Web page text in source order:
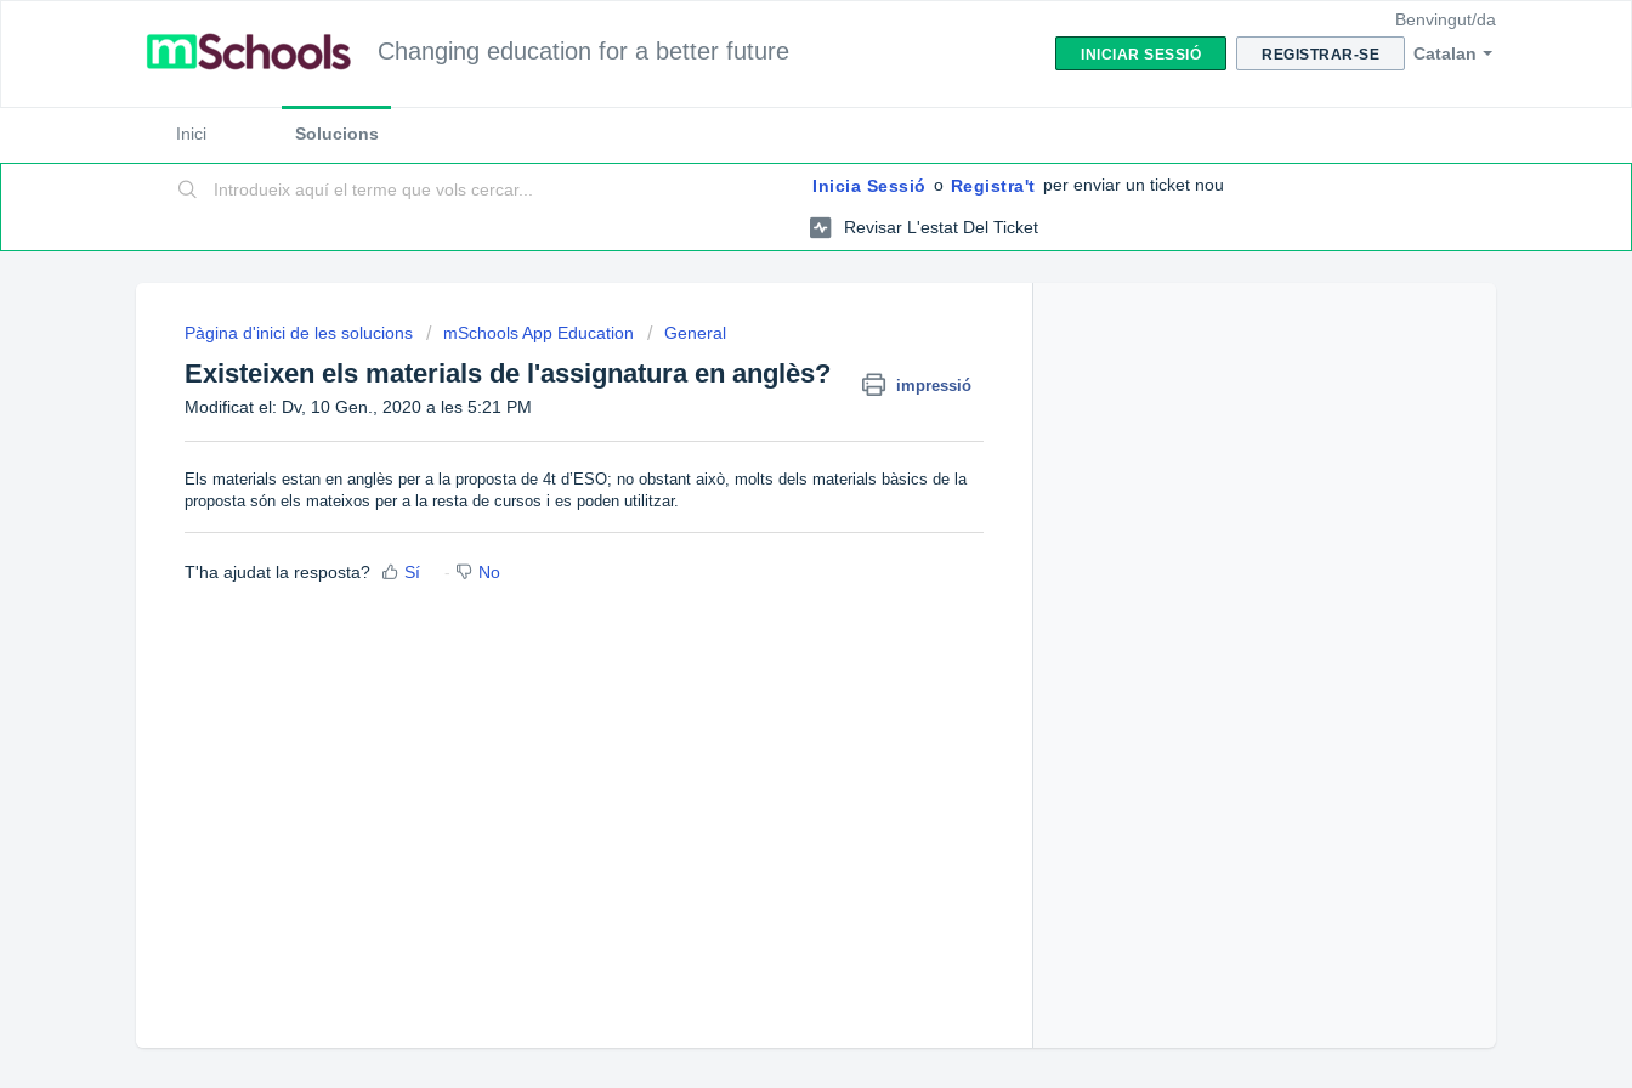
Changing education for a better future Catalan
Benvingut/da
INICIAR SESSIÓ REGISTRAR-SE
Inici Solucions
Inicia Sessió o Registra't per enviar un ticket nou
Revisar L'estat Del Ticket
Pàgina d'inici de les solucions mSchools App Education General
Existeixen els materials de l'assignatura en anglès? impressió
Modificat el: Dv, 10 Gen., 2020 a les 5:21 PM
Els materials estan en anglès per a la proposta de 4t d’ESO; no obstant això, molts dels materials bàsics de la
proposta són els mateixos per a la resta de cursos i es poden utilitzar.
T'ha ajudat la resposta? Sí No